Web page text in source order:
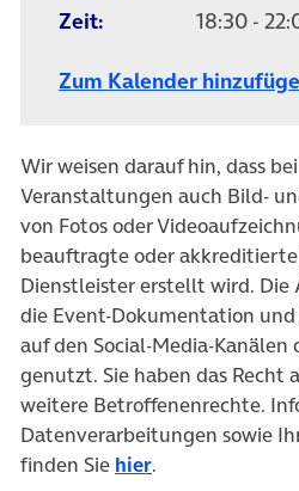
Zeit:
18:30
Zum Kalender
Wir weisen darauf hin, dass
Veranstaltungen auch Bild-
von Fotos oder
beauftragte oder
Dienstleister erstellt wird.
die Event-Dokumentation
auf den Social-Media-Kanälen
genutzt. Sie haben das Recht
weitere Betroffenenrechte.
Datenverarbeitungen sowie
finden Sie hier.